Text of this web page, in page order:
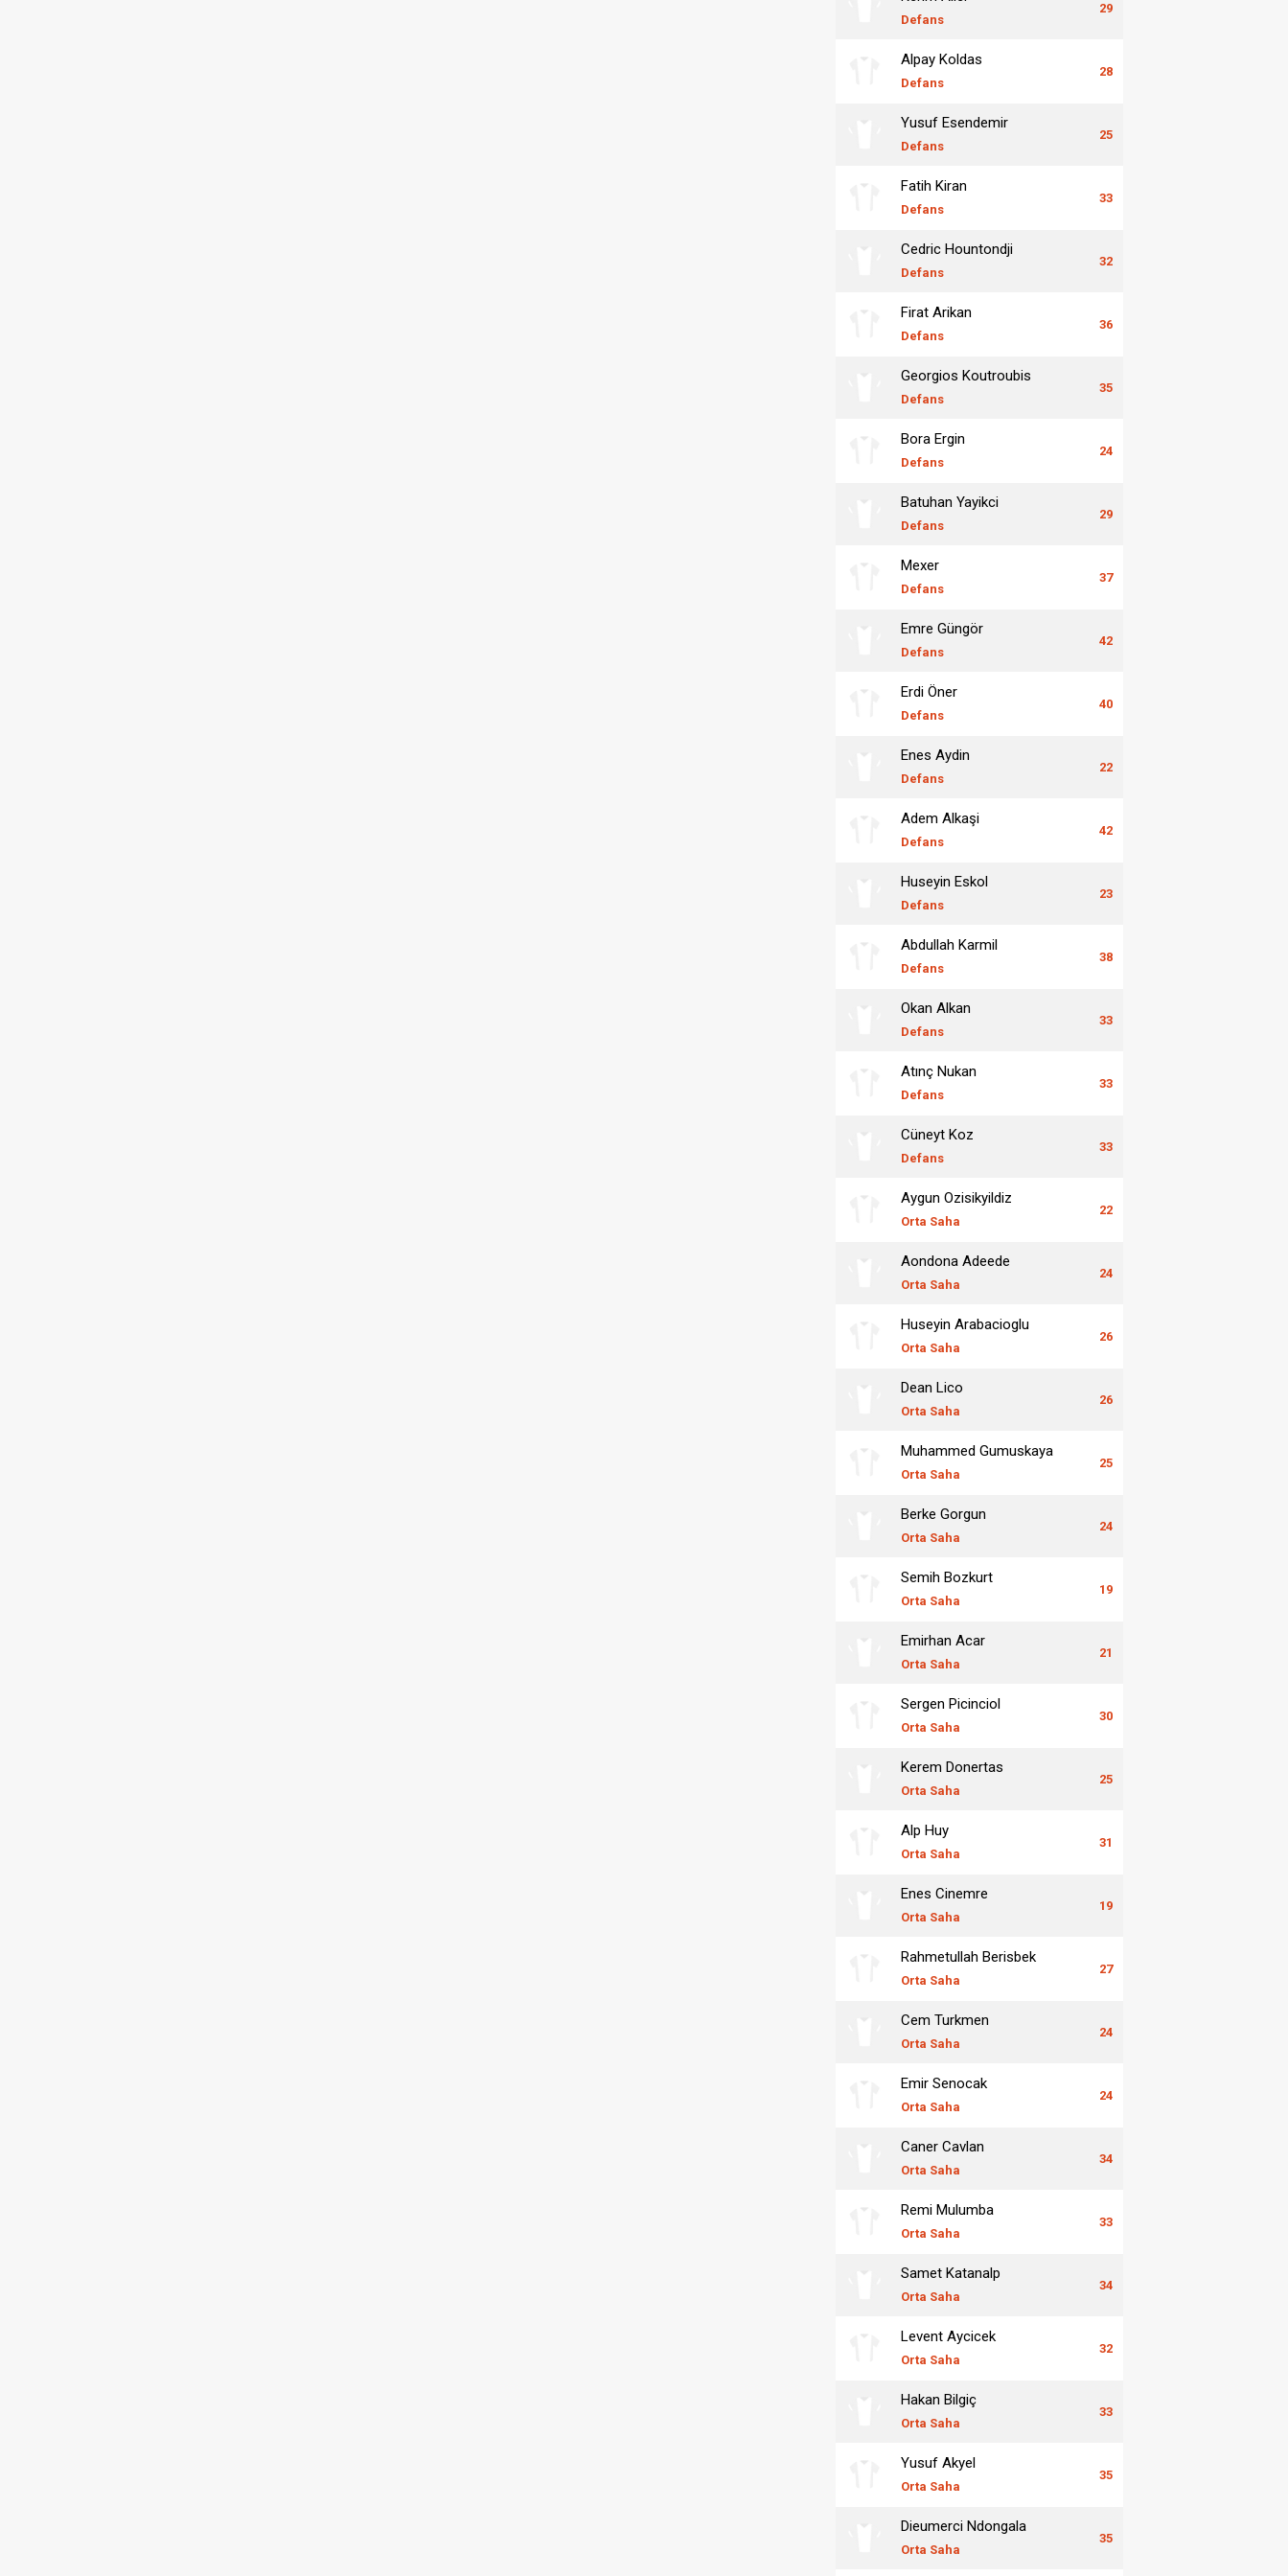
Defans
29
Alpay Koldas
Defans
28
Yusuf Esendemir
Defans
25
Fatih Kiran
Defans
33
Cedric Hountondji
Defans
32
Firat Arikan
Defans
36
Georgios Koutroubis
Defans
35
Bora Ergin
Defans
24
Batuhan Yayikci
Defans
29
Mexer
Defans
37
Emre Güngör
Defans
42
Erdi Öner
Defans
40
Enes Aydin
Defans
22
Adem Alkaşi
Defans
42
Huseyin Eskol
Defans
23
Abdullah Karmil
Defans
38
Okan Alkan
Defans
33
Atınç Nukan
Defans
33
Cüneyt Koz
Defans
33
Aygun Ozisikyildiz
Orta Saha
22
Aondona Adeede
Orta Saha
24
Huseyin Arabacioglu
Orta Saha
26
Dean Lico
Orta Saha
26
Muhammed Gumuskaya
Orta Saha
25
Berke Gorgun
Orta Saha
24
Semih Bozkurt
Orta Saha
19
Emirhan Acar
Orta Saha
21
Sergen Picinciol
Orta Saha
30
Kerem Donertas
Orta Saha
25
Alp Huy
Orta Saha
31
Enes Cinemre
Orta Saha
19
Rahmetullah Berisbek
Orta Saha
27
Cem Turkmen
Orta Saha
24
Emir Senocak
Orta Saha
24
Caner Cavlan
Orta Saha
34
Remi Mulumba
Orta Saha
33
Samet Katanalp
Orta Saha
34
Levent Aycicek
Orta Saha
32
Hakan Bilgiç
Orta Saha
33
Yusuf Akyel
Orta Saha
35
Dieumerci Ndongala
Orta Saha
35